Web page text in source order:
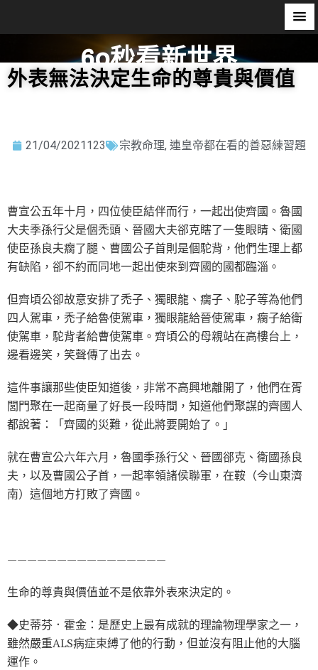
60秒看新世界
柿子文化
外表無法決定生命的尊貴與價值
21/04/2021 123 宗教命理, 連皇帝都在看的善惡練習題
曹宣公五年十月，四位使臣結伴而行，一起出使齊國。魯國
大夫季孫行父是個禿頭、晉國大夫郤克瞎了一隻眼睛、衛國
使臣孫良夫瘸了腿、曹國公子首則是個駝背，他們生理上都
有缺陷，卻不約而同地一起出使來到齊國的國都臨淄。
但齊頃公卻故意安排了禿子、獨眼龍、瘸子、駝子等為他們
四人駕車，禿子給魯使駕車，獨眼龍給晉使駕車，瘸子給衛
使駕車，駝背者給曹使駕車。齊頃公的母親站在高樓台上，
邊看邊笑，笑聲傳了出去。
這件事讓那些使臣知道後，非常不高興地離開了，他們在胥
閭門聚在一起商量了好長一段時間，知道他們聚謀的齊國人
都說著：「齊國的災難，從此將要開始了。」
就在曹宣公六年六月，魯國季孫行父、晉國郤克、衛國孫良
夫，以及曹國公子首，一起率領諸侯聯軍，在鞍（今山東濟
南）這個地方打敗了齊國。
————————————————
生命的尊貴與價值並不是依靠外表來決定的。
◆史蒂芬．霍金：是歷史上最有成就的理論物理學家之一，
雖然嚴重ALS病症束縛了他的行動，但並沒有阻止他的大腦
運作。